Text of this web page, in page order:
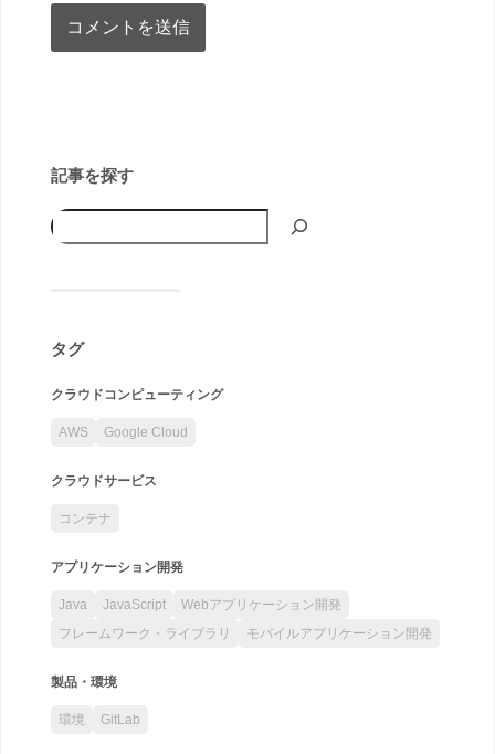
記事を探す
タグ
クラウドコンピューティング
AWS Google Cloud
クラウドサービス
コンテナ
アプリケーション開発
Java JavaScript
Webアプリケーション開発
フレームワーク・ライブラリ
モバイルアプリケーション開発
製品・環境
環境 GitLab